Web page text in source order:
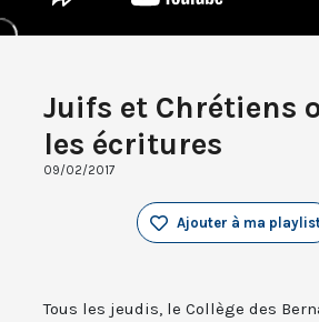
Juifs et Chrétiens
les écritures
09/02/2017
Ajouter à ma
Tous les jeudis, le Collège des